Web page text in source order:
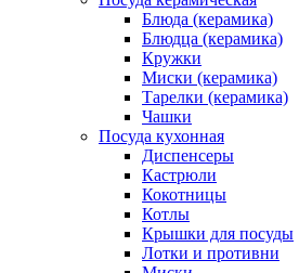
Блюда (керамика)
Блюдца (керамика)
Кружки
Миски (керамика)
Тарелки (керамика)
Чашки
Посуда кухонная
Диспенсеры
Кастрюли
Кокотницы
Котлы
Крышки для посуды
Лотки и противни